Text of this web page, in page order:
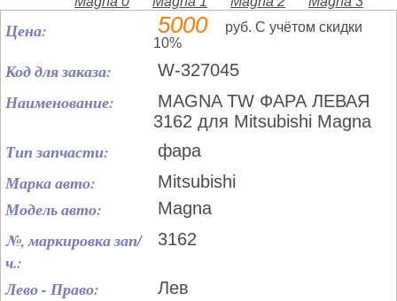
Цена: 5000
руб. С учётом скидки
10%
Код для заказа: W-327045
Наименование:
MAGNA TW ФАРА ЛЕВАЯ
3162 для Mitsubishi Magna
Тип запчасти: фара
Марка авто: Mitsubishi
Модель авто: Magna
№, маркировка зап/
ч.:
3162
Лево - Право: Лев